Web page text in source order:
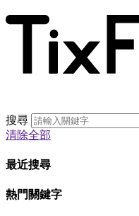
搜尋
清除全部
最近搜尋
熱門關鍵字